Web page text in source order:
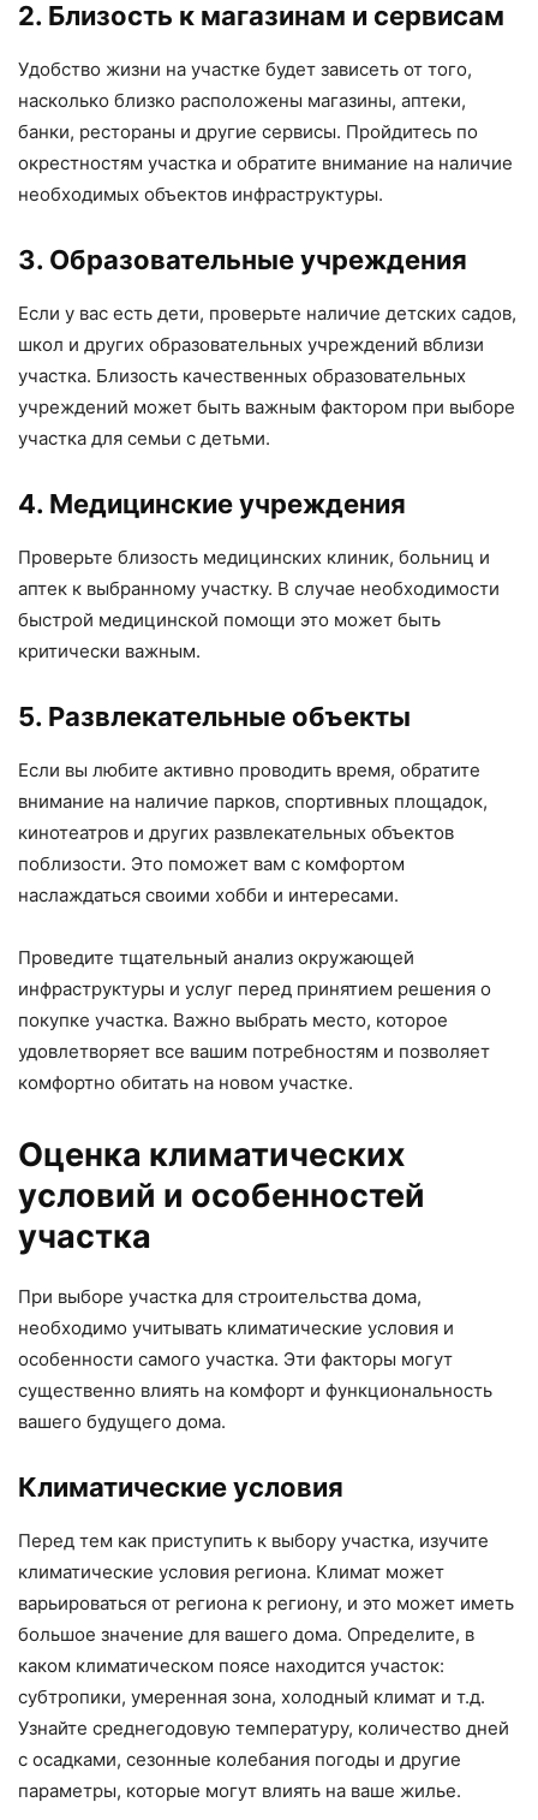
2. Близость к магазинам и сервисам
Удобство жизни на участке будет зависеть от того,
насколько близко расположены магазины, аптеки,
банки, рестораны и другие сервисы. Пройдитесь по
окрестностям участка и обратите внимание на наличие
необходимых объектов инфраструктуры.
3. Образовательные учреждения
Если у вас есть дети, проверьте наличие детских садов,
школ и других образовательных учреждений вблизи
участка. Близость качественных образовательных
учреждений может быть важным фактором при выборе
участка для семьи с детьми.
4. Медицинские учреждения
Проверьте близость медицинских клиник, больниц и
аптек к выбранному участку. В случае необходимости
быстрой медицинской помощи это может быть
критически важным.
5. Развлекательные объекты
Если вы любите активно проводить время, обратите
внимание на наличие парков, спортивных площадок,
кинотеатров и других развлекательных объектов
поблизости. Это поможет вам с комфортом
наслаждаться своими хобби и интересами.
Проведите тщательный анализ окружающей
инфраструктуры и услуг перед принятием решения о
покупке участка. Важно выбрать место, которое
удовлетворяет все вашим потребностям и позволяет
комфортно обитать на новом участке.
Оценка климатических
условий и особенностей
участка
При выборе участка для строительства дома,
необходимо учитывать климатические условия и
особенности самого участка. Эти факторы могут
существенно влиять на комфорт и функциональность
вашего будущего дома.
Климатические условия
Перед тем как приступить к выбору участка, изучите
климатические условия региона. Климат может
варьироваться от региона к региону, и это может иметь
большое значение для вашего дома. Определите, в
каком климатическом поясе находится участок:
субтропики, умеренная зона, холодный климат и т.д.
Узнайте среднегодовую температуру, количество дней
с осадками, сезонные колебания погоды и другие
параметры, которые могут влиять на ваше жилье.